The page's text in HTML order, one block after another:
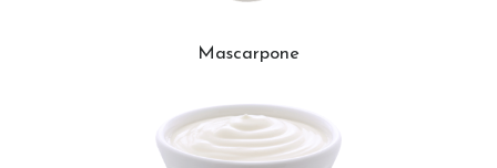
Mascarpone